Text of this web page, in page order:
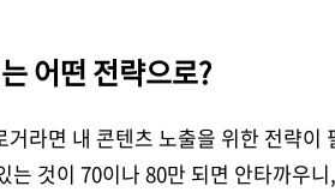
어떤 전략으로?
라면 내 콘텐츠 노출을 위한 전략이
는 것이 70이나 80만 되면 안타까우